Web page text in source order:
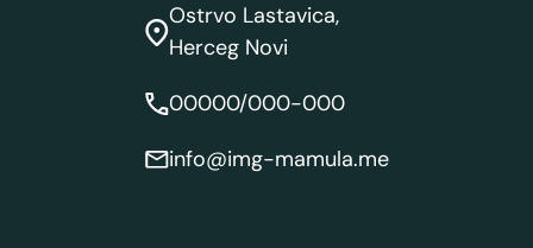
Ostrvo Lastavica,
Herceg Novi
00000/000-000
info@img-mamula.me